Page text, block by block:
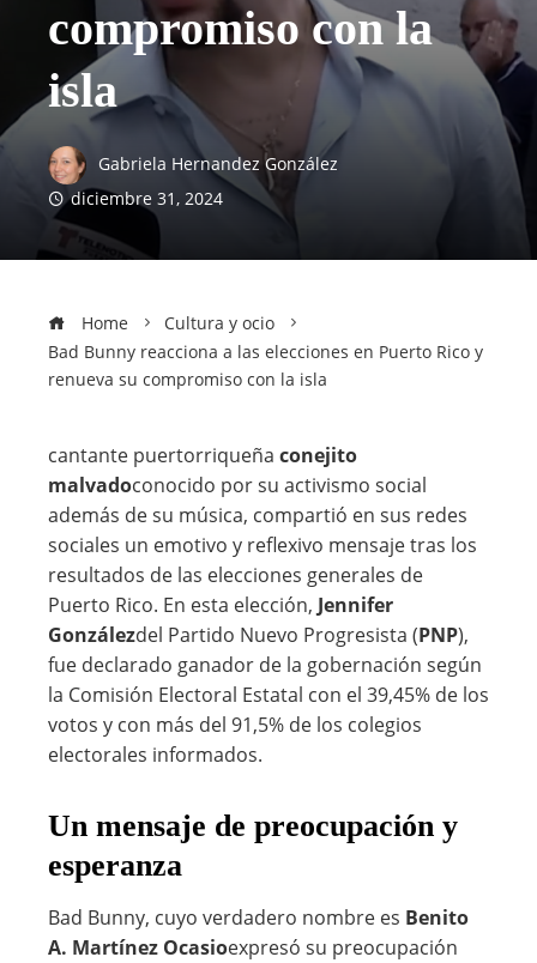
compromiso con la
isla
Gabriela Hernandez González
diciembre 31, 2024
Home
Cultura y ocio
Bad Bunny reacciona a las elecciones en Puerto Rico y
renueva su compromiso con la isla
cantante puertorriqueña conejito
malvadoconocido por su activismo social
además de su música, compartió en sus redes
sociales un emotivo y reflexivo mensaje tras los
resultados de las elecciones generales de
Puerto Rico. En esta elección, Jennifer
Gonzálezdel Partido Nuevo Progresista (PNP),
fue declarado ganador de la gobernación según
la Comisión Electoral Estatal con el 39,45% de los
votos y con más del 91,5% de los colegios
electorales informados.
Un mensaje de preocupación y
esperanza
Bad Bunny, cuyo verdadero nombre es Benito
A. Martínez Ocasioexpresó su preocupación